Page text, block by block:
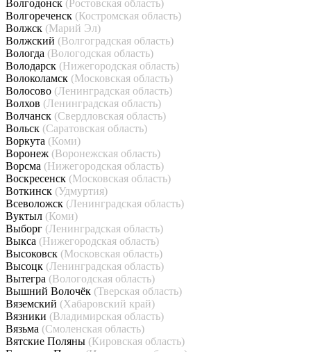
Волгодонск (Ростовская область)
Волгореченск (Костромская область)
Волжск (Марий Эл)
Волжский (Волгоградская область)
Вологда (Вологодская область)
Володарск (Нижегородская область)
Волоколамск (Московская область)
Волосово (Ленинградская область)
Волхов (Ленинградская область)
Волчанск (Свердловская область)
Вольск (Саратовская область)
Воркута (Коми)
Воронеж (Воронежская область)
Ворсма (Нижегородская область)
Воскресенск (Московская область)
Воткинск (Удмуртия)
Всеволожск (Ленинградская область)
Вуктыл (Коми)
Выборг (Ленинградская область)
Выкса (Нижегородская область)
Высоковск (Московская область)
Высоцк (Ленинградская область)
Вытегра (Вологодская область)
Вышний Волочёк (Тверская область)
Вяземский (Хабаровский край)
Вязники (Владимирская область)
Вязьма (Смоленская область)
Вятские Поляны (Кировская область)